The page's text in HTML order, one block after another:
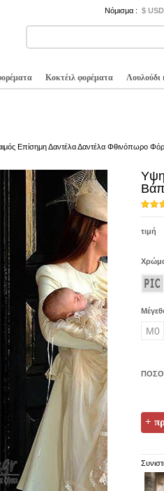
Νόμισμα : $ USD
Κοκτέιλ φορέματα Λουλούδι
Επίσημη Δαντέλα Δαντέλα Φθινόπωρο
τιμή
M0